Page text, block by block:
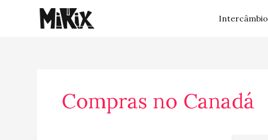
Intercâmbio
Compras no Canadá